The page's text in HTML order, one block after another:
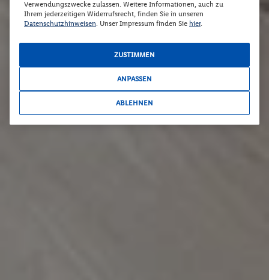
Verwendungszwecke zulassen. Weitere Informationen, auch zu
Ihrem jederzeitigen Widerrufsrecht, finden Sie in unseren
Datenschutzhinweisen. Unser Impressum finden Sie hier.
ZUSTIMMEN
ANPASSEN
ABLEHNEN